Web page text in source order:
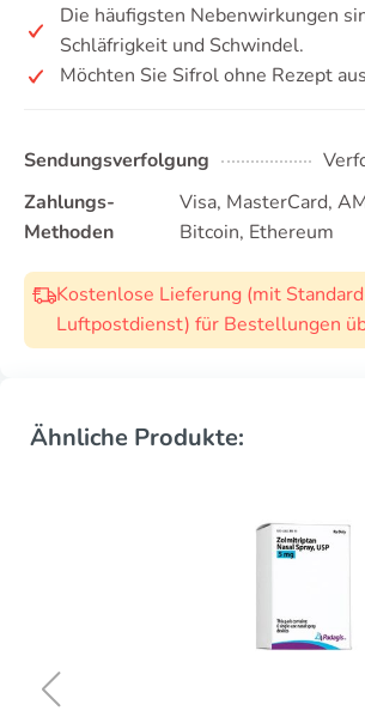
Die häufigsten Nebenwirkungen
Schläfrigkeit und Schwindel.
Möchten Sie Sifrol ohne Rezept
Sendungsverfolgung
Zahlungs-
Methoden
Visa, MasterCard,
Bitcoin, Ethereum
Kostenlose Lieferung (mit
Luftpostdienst) für Bestellungen
Ähnliche Produkte: